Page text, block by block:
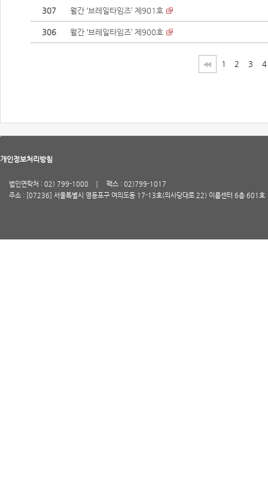
307 월간 ‘브레일타임즈’ 제901호
306 월간 ‘브레일타임즈’ 제900호
1 2 3 4
개인정보처리방침
법인연락처 : 02) 799-1000
팩스 : 02)799-1017
주소 : [07236] 서울특별시 영등포구 여의도동 17-13호(의사당대로 22) 이룸센터 6층 601호